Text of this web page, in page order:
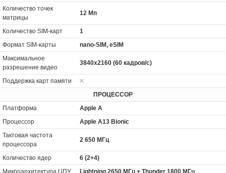
Количество точек
матрицы
12 Мп
Количество SIM-карт
1
Формат SIM-карты
nano-SIM, eSIM
Максимальное
разрешение видео
3840x2160 (60 кадров/с)
Поддержка карт памяти
ПРОЦЕССОР
Платформа
Apple A
Процессор
Apple A13 Bionic
Тактовая частота
процессора
2 650 МГц
Количество ядер
6 (2+4)
Микроархитектура ЦПУ
Lightning 2650 МГц + Thunder 1800 МГц